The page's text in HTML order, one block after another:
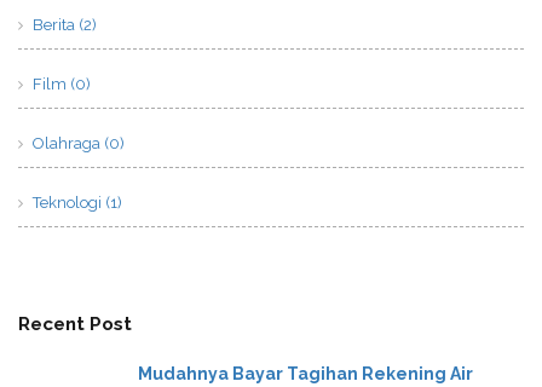
Berita (2)
Film (0)
Olahraga (0)
Teknologi (1)
Recent Post
Mudahnya Bayar Tagihan Rekening Air